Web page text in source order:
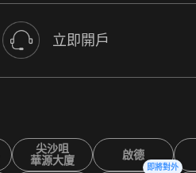
立即開戶
尖沙咀
華源大廈
啟德
即將對外